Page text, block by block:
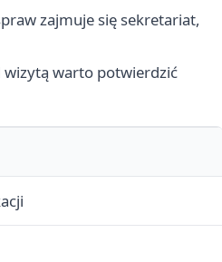
zajmuje się sekretariat,
wizytą warto potwierdzić